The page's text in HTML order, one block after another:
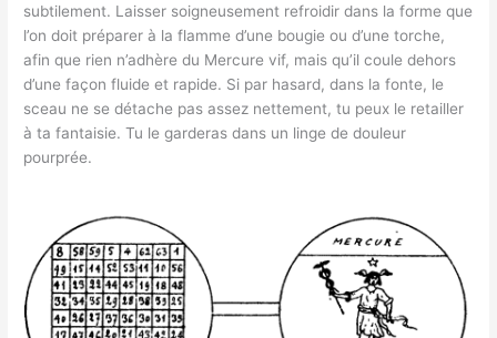
subtilement. Laisser soigneusement refroidir dans la forme que
l’on doit préparer à la flamme d’une bougie ou d’une torche,
afin que rien n’adhère du Mercure vif, mais qu’il coule dehors
d’une façon fluide et rapide. Si par hasard, dans la fonte, le
sceau ne se détache pas assez nettement, tu peux le retailler
à ta fantaisie. Tu le garderas dans un linge de douleur
pourprée.